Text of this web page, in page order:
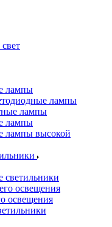
лампы
лампы
лампы
лампы
лампы высокой
светильники
освещения
освещения